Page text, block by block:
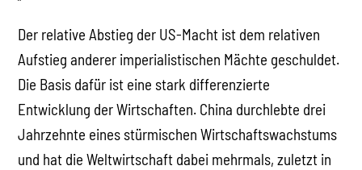
Der relative Abstieg der US-Macht ist dem relativen
Aufstieg anderer imperialistischen Mächte geschuldet.
Die Basis dafür ist eine stark differenzierte
Entwicklung der Wirtschaften. China durchlebte drei
Jahrzehnte eines stürmischen Wirtschaftswachstums
und hat die Weltwirtschaft dabei mehrmals, zuletzt in